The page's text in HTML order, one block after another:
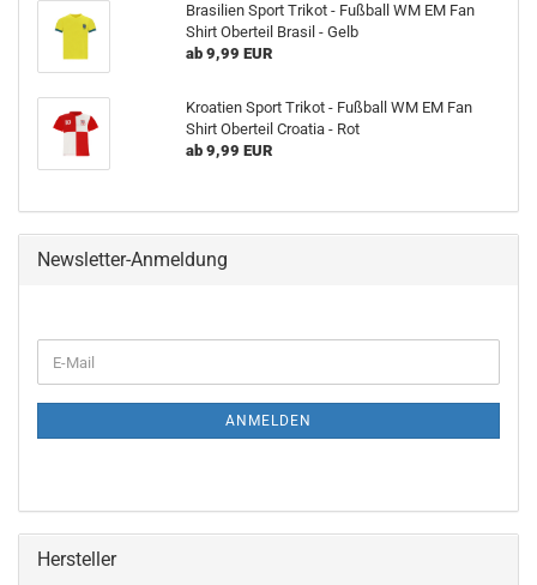
Brasilien Sport Trikot - Fußball WM EM Fan
Shirt Oberteil Brasil - Gelb
ab 9,99 EUR
Kroatien Sport Trikot - Fußball WM EM Fan
Shirt Oberteil Croatia - Rot
ab 9,99 EUR
Newsletter-Anmeldung
ZUR
E-
Mail
ANMELDEN
Hersteller